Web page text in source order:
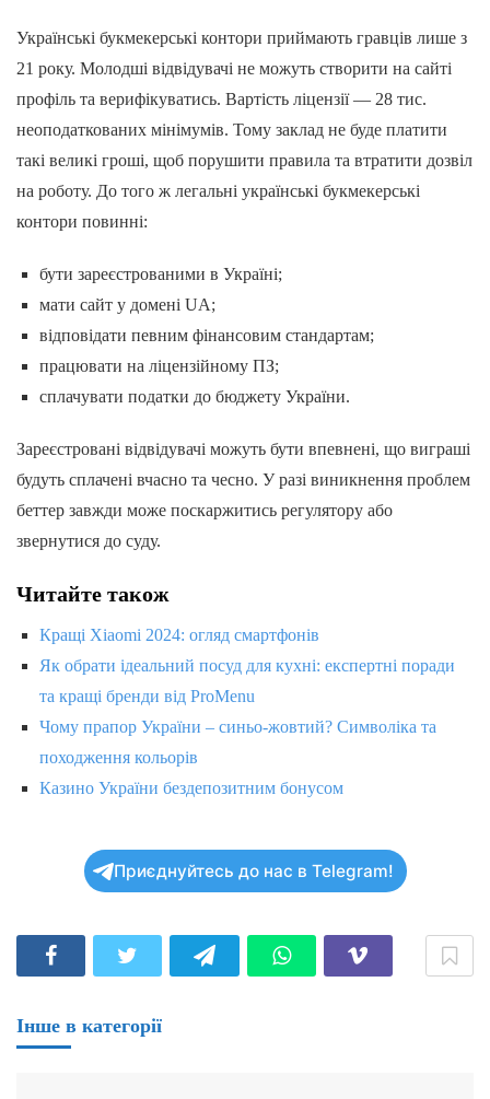
Українські букмекерські контори приймають гравців лише з
21 року. Молодші відвідувачі не можуть створити на сайті
профіль та верифікуватись. Вартість ліцензії — 28 тис.
неоподаткованих мінімумів. Тому заклад не буде платити
такі великі гроші, щоб порушити правила та втратити дозвіл
на роботу. До того ж легальні українські букмекерські
контори повинні:
бути зареєстрованими в Україні;
мати сайт у домені UA;
відповідати певним фінансовим стандартам;
працювати на ліцензійному ПЗ;
сплачувати податки до бюджету України.
Зареєстровані відвідувачі можуть бути впевнені, що виграші
будуть сплачені вчасно та чесно. У разі виникнення проблем
беттер завжди може поскаржитись регулятору або
звернутися до суду.
Читайте також
Кращі Xiaomi 2024: огляд смартфонів
Як обрати ідеальний посуд для кухні: експертні поради
та кращі бренди від ProMenu
Чому прапор України – синьо-жовтий? Символіка та
походження кольорів
Казино України бездепозитним бонусом
Приєднуйтесь до нас в Telegram!
Інше в категорії